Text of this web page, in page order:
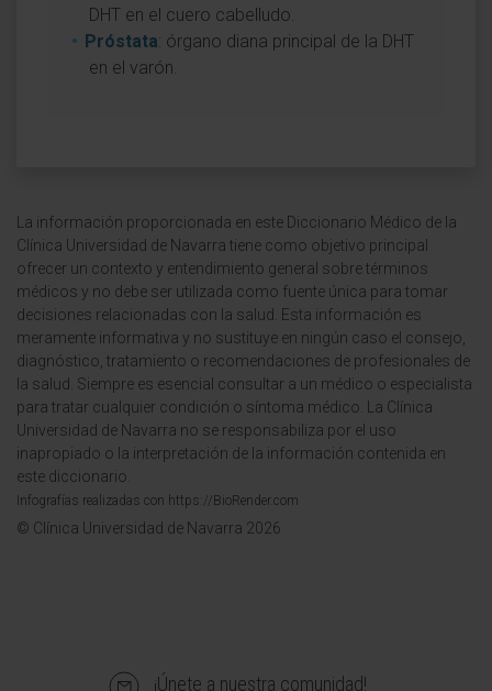
DHT en el cuero cabelludo.
Próstata: órgano diana principal de la DHT
en el varón.
La información proporcionada en este Diccionario Médico de la
Clínica Universidad de Navarra tiene como objetivo principal
ofrecer un contexto y entendimiento general sobre términos
médicos y no debe ser utilizada como fuente única para tomar
decisiones relacionadas con la salud. Esta información es
meramente informativa y no sustituye en ningún caso el consejo,
diagnóstico, tratamiento o recomendaciones de profesionales de
la salud. Siempre es esencial consultar a un médico o especialista
para tratar cualquier condición o síntoma médico. La Clínica
Universidad de Navarra no se responsabiliza por el uso
inapropiado o la interpretación de la información contenida en
este diccionario.
Infografías realizadas con https://BioRender.com
© Clínica Universidad de Navarra 2026
¡Únete a nuestra comunidad!